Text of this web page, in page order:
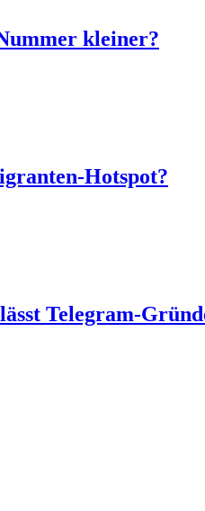
kleiner?
Hotspot?
Telegram-